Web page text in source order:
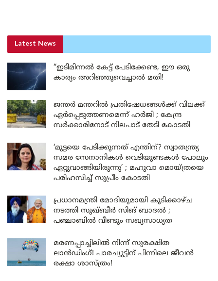
Latest News
“ഇടിമിന്നൽ കേട്ട് പേടിക്കേണ്ട, ഈ ഒരു
കാര്യം അറിഞ്ഞുവെച്ചാൽ മതി!
ജന്തർ മന്തറിൽ പ്രതിഷേധങ്ങൾക്ക് വിലക്ക്
ഏർപ്പെടുത്തണമെന്ന് ഹർജി ; കേന്ദ്ര
സർക്കാരിനോട് നിലപാട് തേടി കോടതി
‘മുട്ടയെ പേടിക്കുന്നത് എന്തിന്? സ്വാതന്ത്ര്യ
സമര സേനാനികൾ വെടിയുണ്ടകൾ പോലും
ഏറ്റുവാങ്ങിയിരുന്നു’ ; മഹുവാ മൊയ്ത്രയെ
പരിഹസിച്ച് സുപ്രീം കോടതി
പ്രധാനമന്ത്രി മോദിയുമായി കൂടിക്കാഴ്ച
നടത്തി സുഖ്ബീർ സിങ് ബാദൽ ;
പഞ്ചാബിൽ വീണ്ടും സഖ്യസാധ്യത
മരണപ്പാച്ചിലിൽ നിന്ന് സുരക്ഷിത
ലാൻഡിംഗ്! പാരച്യൂട്ടിന് പിന്നിലെ ജീവൻ
രക്ഷാ ശാസ്ത്രം!